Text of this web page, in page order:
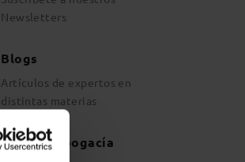
Newsletters
Blogs
Artículos de expertos en
distintas materias
Revista Abogacía